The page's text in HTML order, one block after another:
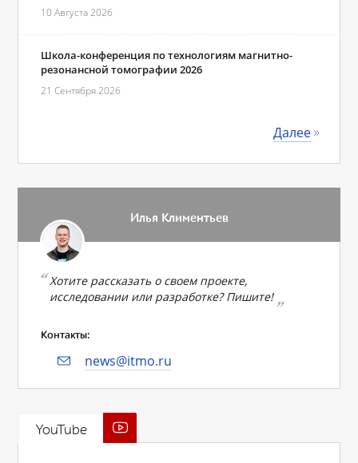
10 Августа 2026
Школа-конференция по технологиям магнитно-
резонансной томографии 2026
21 Сентября 2026
Далее
Илья Климентьев
Хотите рассказать о своем проекте,
исследовании или разработке? Пишите!
Контакты:
news@itmo.ru
YouTube